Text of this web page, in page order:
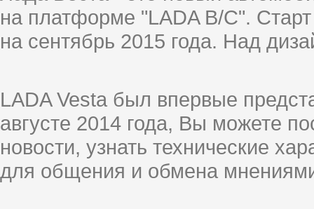
на платформе "LADA B/C".
на сентябрь 2015 года. Над
LADA Vesta был впервые
августе 2014 года, Вы можете
новости, узнать технические
для общения и обмена